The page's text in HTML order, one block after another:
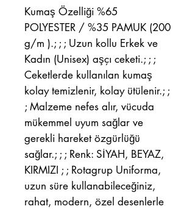
Kumaş Özelliği %65
POLYESTER / %35 PAMUK (200
g/m ).; ; ; Uzun kollu Erkek ve
Kadın (Unisex) aşçı ceketi.; ; ;
Ceketlerde kullanılan kumaş
kolay temizlenir, kolay ütülenir.; ;
; Malzeme nefes alır, vücuda
mükemmel uyum sağlar ve
gerekli hareket özgürlüğü
sağlar.; ; ; Renk: SİYAH, BEYAZ,
KIRMIZI ; ; Rotagrup Uniforma,
uzun süre kullanabileceğiniz,
rahat, modern, özel desenlerle